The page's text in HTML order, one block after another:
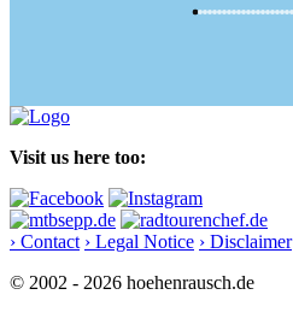
Visit us here too:
› Contact › Legal Notice › Disclaimer
© 2002 - 2026 hoehenrausch.de